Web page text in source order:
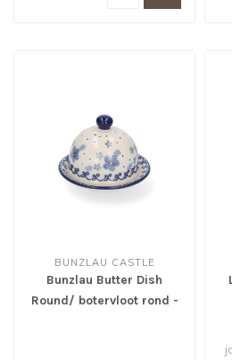
BUNZLAU CASTLE
Bunzlau Butter Dish
Round/ botervloot rond -